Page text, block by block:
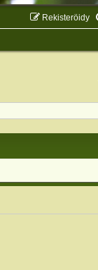
Rekisteröidy